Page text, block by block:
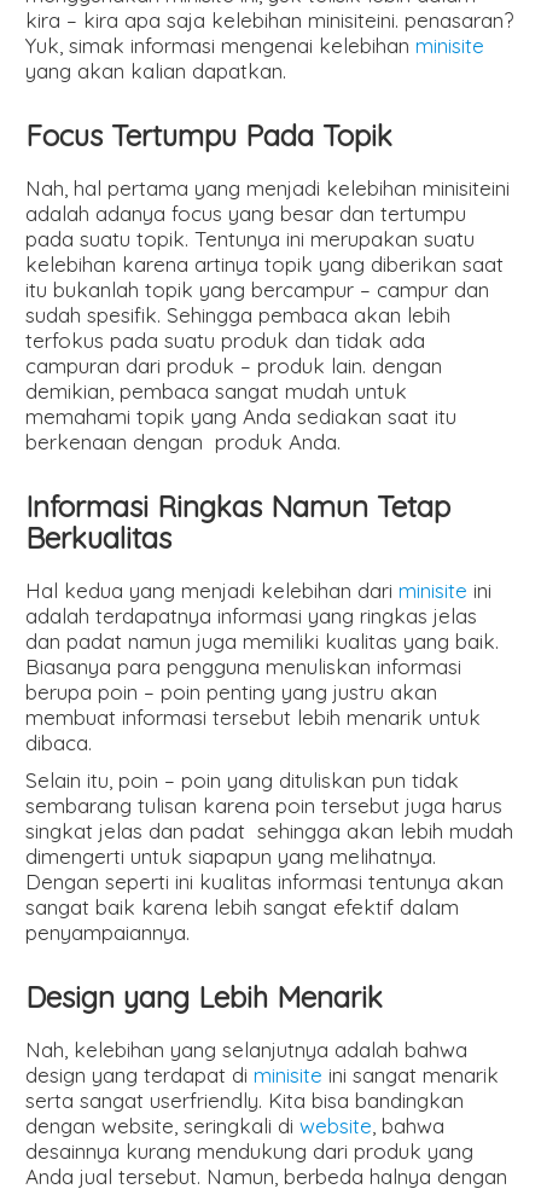
kira – kira apa saja kelebihan minisiteini. penasaran?
Yuk, simak informasi mengenai kelebihanminisite
yang akan kalian dapatkan.
Focus Tertumpu Pada Topik
Nah, hal pertama yang menjadi kelebihan minisiteini
adalah adanya focus yang besar dan tertumpu
pada suatu topik. Tentunya ini merupakan suatu
kelebihan karena artinya topik yang diberikan saat
itu bukanlah topik yang bercampur – campur dan
sudah spesifik. Sehingga pembaca akan lebih
terfokus pada suatu produk dan tidak ada
campuran dari produk – produk lain. dengan
demikian, pembaca sangat mudah untuk
memahami topik yang Anda sediakan saat itu
berkenaan dengan produk Anda.
Informasi Ringkas Namun Tetap
Berkualitas
Hal kedua yang menjadi kelebihan dariminisite ini
adalah terdapatnya informasi yang ringkas jelas
dan padat namun juga memiliki kualitas yang baik.
Biasanya para pengguna menuliskan informasi
berupa poin – poin penting yang justru akan
membuat informasi tersebut lebih menarik untuk
dibaca.
Selain itu, poin – poin yang dituliskan pun tidak
sembarang tulisan karena poin tersebut juga harus
singkat jelas dan padat sehingga akan lebih mudah
dimengerti untuk siapapun yang melihatnya.
Dengan seperti ini kualitas informasi tentunya akan
sangat baik karena lebih sangat efektif dalam
penyampaiannya.
Design yang Lebih Menarik
Nah, kelebihan yang selanjutnya adalah bahwa
design yang terdapat diminisite ini sangat menarik
serta sangat userfriendly. Kita bisa bandingkan
dengan website, seringkali diwebsite , bahwa
desainnya kurang mendukung dari produk yang
Anda jual tersebut. Namun, berbeda halnya dengan